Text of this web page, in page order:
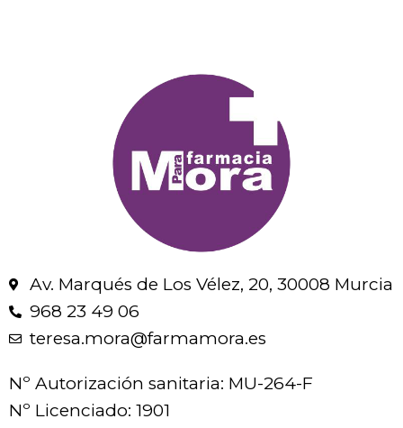
Av. Marqués de Los Vélez, 20, 30008 Murcia
968 23 49 06
teresa.mora@farmamora.es
Nº Autorización sanitaria: MU-264-F
Nº Licenciado: 1901